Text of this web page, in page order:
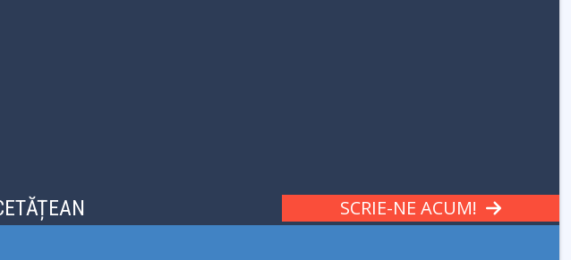
SCRIE-NE ACUM!